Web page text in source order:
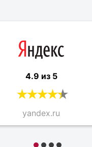
4.9 из 5
yandex.ru